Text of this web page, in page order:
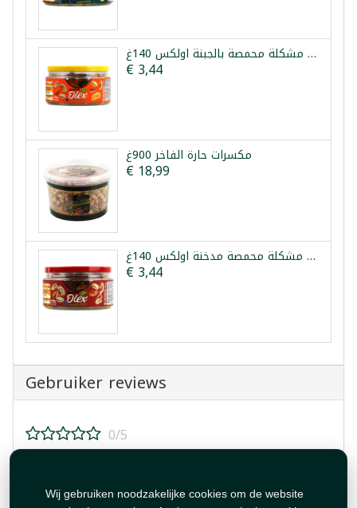
Wij gebruiken noodzakelijke cookies om de website
مكسرات مشكلة محمصة بالجبنة اولكس 140غ
€ 3,44
مكسرات حارة الفاخر 900غ
€ 18,99
مكسرات مشكلة محمصة مدخنة اولكس 140غ
€ 3,44
Gebruiker reviews
0/5